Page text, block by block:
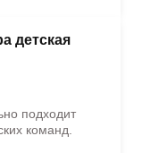
детская
подходит
команд.